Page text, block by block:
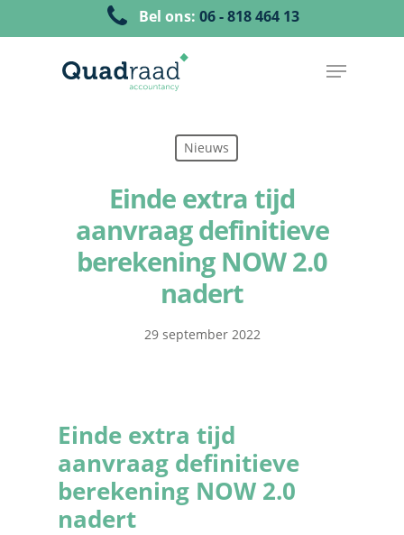
Bel ons: 06 - 818 464 13
Nieuws
Einde extra tijd
aanvraag definitieve
berekening NOW 2.0
nadert
29 september 2022
Einde extra tijd
aanvraag definitieve
berekening NOW 2.0
nadert